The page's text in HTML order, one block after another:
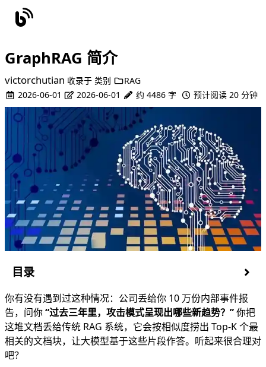
GraphRAG 简介
victorchutian 收录于 类别
RAG
2026-06-01
2026-06-01 约 4486 字 预计阅读 20 分钟
目录
传统 RAG 的盲区
什么是 GraphRAG
核心原理
第一步：分块与实体抽取
你有没有遇到过这种情况：公司丢给你 10 万份内部事件报
告，问你“过去三年里，攻击模式呈现出哪些新趋势？”你把
这堆文档丢给传统 RAG 系统，它会按相似度捞出 Top-K 个最
相关的文档块，让大模型基于这些片段作答。听起来很合理对
吧？